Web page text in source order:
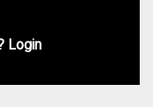
Login